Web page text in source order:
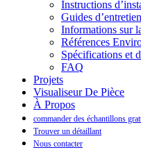
Instructions
Guides d’entretien
Informations sur
Références
Spécifications et
FAQ
Projets
Visualiseur De Pièce
À Propos
commander des échantillons
Trouver un détaillant
Nous contacter